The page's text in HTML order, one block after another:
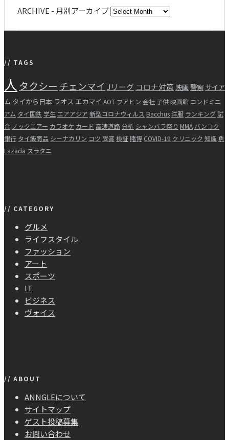
ARCHIVE - 月別アーカイブ
// TAGS
人 タクシー チェンマイ Jリーグ コロナ対策 映画警察 サイア
ム タイから日本 ラオス エカマイ AOT フアヒン 会社 子供映画館 コンドミニ
アム タイ国鉄 学生エアアジア 新型コロナウィルス Bacchus洋服 ランキング 試
合 ノックエアー カラオケ カード 高速道路分析 シャンバラ祭り MMA バンコク
銀行 タイ飯商品 シーナカリン コツ 受賞 検証 賭博 COVID-19 クリニック 知識 魚
Lazada スラタニ
// CATEGORY
グルメ
ライフスタイル
ファッション
アート
スポーツ
IT
ビジネス
ヴォイス
// ABOUT
ANNGLEについて
サイトマップ
ゲスト投稿募集
お問い合わせ